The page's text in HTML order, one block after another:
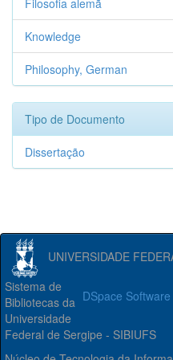
Filosofia alemã
Knowledge
Philosophy, German
Tipo de Documento
Dissertação
UNIVERSIDADE
DSpace Software
Sistema de
Bibliotecas da
Universidade
Federal de Sergipe - SIBIUFS